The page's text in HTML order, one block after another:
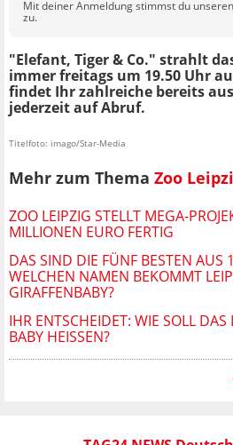
Mit deiner Anmeldung stimmst du unseren
zu.
"Elefant, Tiger & Co." strahlt
immer freitags um 19.50 Uhr
findet Ihr zahlreiche bereits
jederzeit auf Abruf.
Titelfoto: imago/Star-Media
Mehr zum Thema Zoo
ZOO LEIPZIG STELLT MEGA-
MILLIONEN EURO FERTIG
DAS SIND DIE FÜNF BESTEN AUS
WELCHEN NAMEN BEKOMMT
GIRAFFENBABY?
IHR ENTSCHEIDET: WIE SOLL DAS
BABY HEISSEN?